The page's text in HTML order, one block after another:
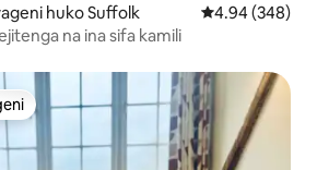
huko Suffolk Ukadiriaji wa
4.94 (348)
na ina sifa kamili